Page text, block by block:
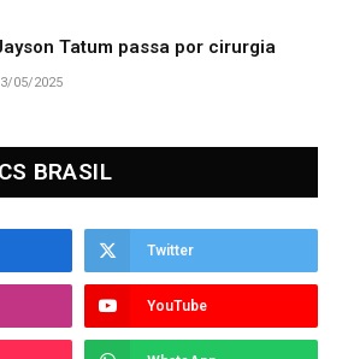
Tatum passa por cirurgia
05/2025
BRASIL
Twitter
YouTube